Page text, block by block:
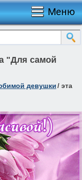
Меню
"Для самой
девушки/ эта